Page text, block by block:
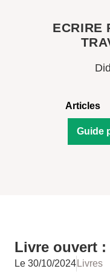
ECRIRE
Articles
Guide
Livre ouvert :
Le 30/10/2024 Livres